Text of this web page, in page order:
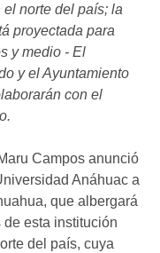
norte del país; la
proyectada para
y medio - El
y el Ayuntamiento
con el
Campos anunció
Anáhuac a
que albergará
esta institución
del país, cuya